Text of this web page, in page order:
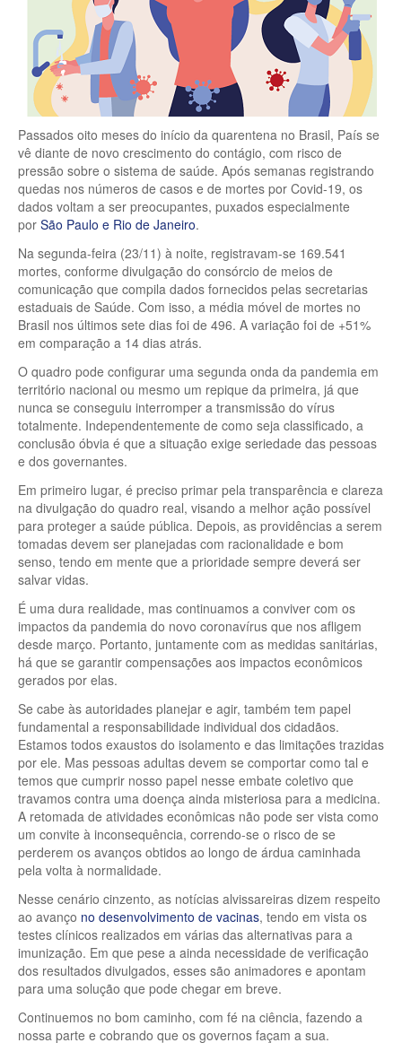
Passados oito meses do início da quarentena no Brasil, País se
vê diante de novo crescimento do contágio, com risco de
pressão sobre o sistema de saúde. Após semanas registrando
quedas nos números de casos e de mortes por Covid-19, os
dados voltam a ser preocupantes, puxados especialmente
por São Paulo e Rio de Janeiro.
Na segunda-feira (23/11) à noite, registravam-se 169.541
mortes, conforme divulgação do consórcio de meios de
comunicação que compila dados fornecidos pelas secretarias
estaduais de Saúde. Com isso, a média móvel de mortes no
Brasil nos últimos sete dias foi de 496. A variação foi de +51%
em comparação a 14 dias atrás.
O quadro pode configurar uma segunda onda da pandemia em
território nacional ou mesmo um repique da primeira, já que
nunca se conseguiu interromper a transmissão do vírus
totalmente. Independentemente de como seja classificado, a
conclusão óbvia é que a situação exige seriedade das pessoas
e dos governantes.
Em primeiro lugar, é preciso primar pela transparência e clareza
na divulgação do quadro real, visando a melhor ação possível
para proteger a saúde pública. Depois, as providências a serem
tomadas devem ser planejadas com racionalidade e bom
senso, tendo em mente que a prioridade sempre deverá ser
salvar vidas.
É uma dura realidade, mas continuamos a conviver com os
impactos da pandemia do novo coronavírus que nos afligem
desde março. Portanto, juntamente com as medidas sanitárias,
há que se garantir compensações aos impactos econômicos
gerados por elas.
Se cabe às autoridades planejar e agir, também tem papel
fundamental a responsabilidade individual dos cidadãos.
Estamos todos exaustos do isolamento e das limitações trazidas
por ele. Mas pessoas adultas devem se comportar como tal e
temos que cumprir nosso papel nesse embate coletivo que
travamos contra uma doença ainda misteriosa para a medicina.
A retomada de atividades econômicas não pode ser vista como
um convite à inconsequência, correndo-se o risco de se
perderem os avanços obtidos ao longo de árdua caminhada
pela volta à normalidade.
Nesse cenário cinzento, as notícias alvissareiras dizem respeito
ao avanço no desenvolvimento de vacinas, tendo em vista os
testes clínicos realizados em várias das alternativas para a
imunização. Em que pese a ainda necessidade de verificação
dos resultados divulgados, esses são animadores e apontam
para uma solução que pode chegar em breve.
Continuemos no bom caminho, com fé na ciência, fazendo a
nossa parte e cobrando que os governos façam a sua.